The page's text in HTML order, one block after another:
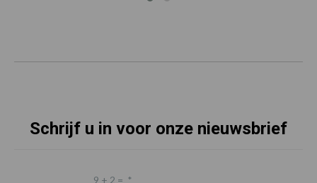
Schrijf u in voor onze nieuwsbrief
9 + 2 = *